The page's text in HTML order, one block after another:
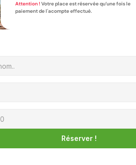
Attention ! Votre place est réservée qu’une fois le
paiement de l'acompte effectué.
Réserver !